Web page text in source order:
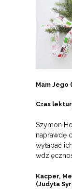
Mam Jego
Czas
Szymon
naprawdę
wyłapać
Kacper,
(Judyta